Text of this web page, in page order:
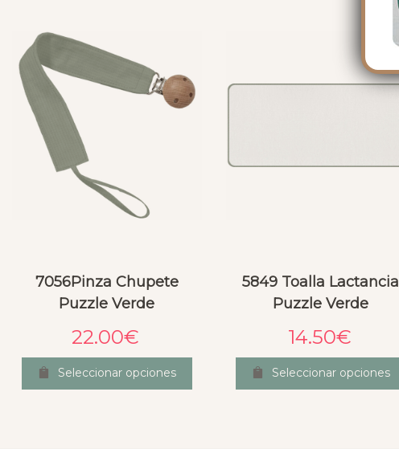
7056Pinza Chupete
Puzzle Verde
22.00€
Seleccionar opciones
5849 Toalla Lactancia
Puzzle Verde
14.50€
Seleccionar opciones